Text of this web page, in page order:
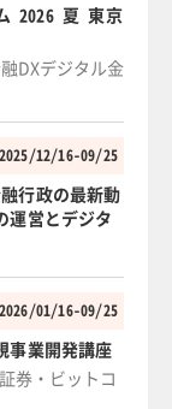
2026 夏 東京
DXデジタル金
2025/12/16-09/25
行政の最新動
運営とデジタ
2026/01/16-09/25
事業開発講座
券・ビットコ